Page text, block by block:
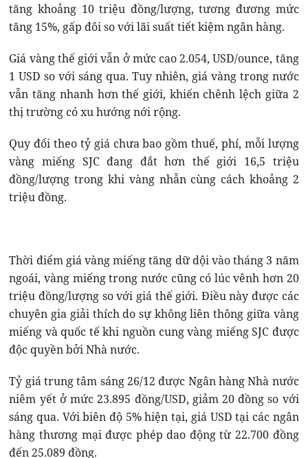
tăng khoảng 10 triệu đồng/lượng, tương đương mức
tăng 15%, gấp đôi so với lãi suất tiết kiệm ngân hàng.
Giá vàng thế giới vẫn ở mức cao 2.054, USD/ounce, tăng
1 USD so với sáng qua. Tuy nhiên, giá vàng trong nước
vẫn tăng nhanh hơn thế giới, khiến chênh lệch giữa 2
thị trường có xu hướng nới rộng.
Quy đổi theo tỷ giá chưa bao gồm thuế, phí, mỗi lượng
vàng miếng SJC đang đắt hơn thế giới 16,5 triệu
đồng/lượng trong khi vàng nhẫn cùng cách khoảng 2
triệu đồng.
Thời điểm giá vàng miếng tăng dữ dội vào tháng 3 năm
ngoái, vàng miếng trong nước cũng có lúc vênh hơn 20
triệu đồng/lượng so với giá thế giới. Điều này được các
chuyên gia giải thích do sự không liên thông giữa vàng
miếng và quốc tế khi nguồn cung vàng miếng SJC được
độc quyền bởi Nhà nước.
Tỷ giá trung tâm sáng 26/12 được Ngân hàng Nhà nước
niêm yết ở mức 23.895 đồng/USD, giảm 20 đồng so với
sáng qua. Với biên độ 5% hiện tại, giá USD tại các ngân
hàng thương mại được phép dao động từ 22.700 đồng
đến 25.089 đồng.